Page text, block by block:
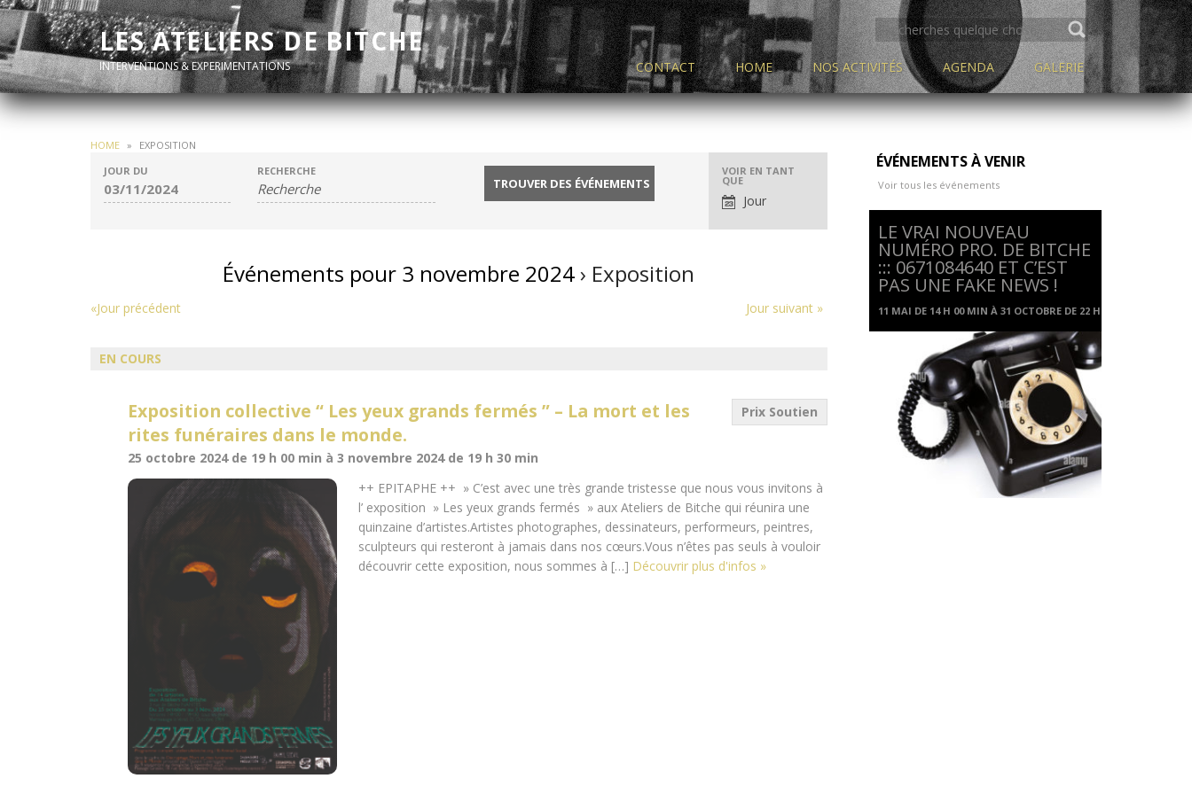
LES ATELIERS DE BITCHE
INTERVENTIONS & EXPERIMENTATIONS
SEARCH
FOR:
CONTACT
HOME NOS ACTIVITÉS AGENDA GALERIE
HOME » EXPOSITION
Navigation
par
l'affichage
des
VOIR EN TANT
QUE
Jour
JOUR DU RECHERCHE
Événements pour 3 novembre 2024› Exposition
Navigation
«Jour précédent Jour suivant »
EN COURS
Prix Soutien
Exposition collective “ Les yeux grands fermés ” – La mort et les
rites funéraires dans le monde.
25 octobre 2024 de 19 h 00 min à 3 novembre 2024 de 19 h 30 min
++ EPITAPHE ++ » C’est avec une très grande tristesse que nous vous invitons à
l’ exposition » Les yeux grands fermés » aux Ateliers de Bitche qui réunira une
quinzaine d’artistes.Artistes photographes, dessinateurs, performeurs, peintres,
sculpteurs qui resteront à jamais dans nos cœurs.Vous n’êtes pas seuls à vouloir
découvrir cette exposition, nous sommes à […] Découvrir plus d'infos »
ÉVÉNEMENTS À VENIR
Voir tous les événements
LE VRAI NOUVEAU
NUMÉRO PRO. DE BITCHE
::: 0671084640 ET C’EST
PAS UNE FAKE NEWS !
11 MAI DE 14 H 00 MIN À 31 OCTOBRE DE 22 H 00 MIN